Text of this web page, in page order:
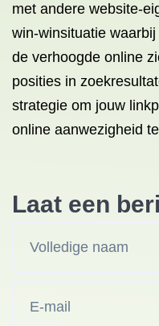
met andere website-
win-winsituatie
de verhoogde online
posities in
strategie om jouw
online aanwezigheid
Laat een